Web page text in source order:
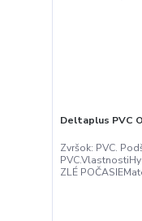
Deltaplus PVC
Zvršok: PVC.
ZLÉ